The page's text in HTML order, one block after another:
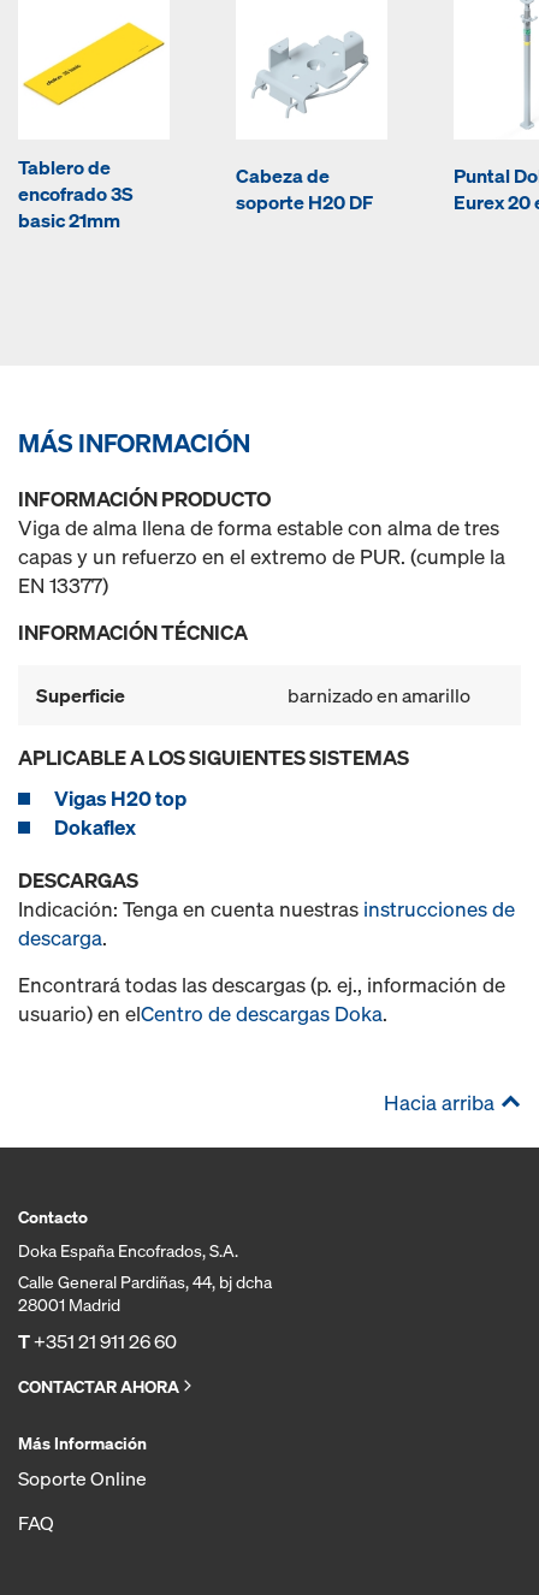
Tablero de
encofrado 3S
basic 21mm
Cabeza de
soporte H20 DF
Puntal
Eurex 20
MÁS INFORMACIÓN
INFORMACIÓN PRODUCTO
Viga de alma llena de forma estable con alma de tres
capas y un refuerzo en el extremo de PUR. (cumple la
EN 13377)
INFORMACIÓN TÉCNICA
Superficie barnizado en amarillo
APLICABLE A LOS SIGUIENTES SISTEMAS
Vigas H20 top
Dokaflex
DESCARGAS
Indicación: Tenga en cuenta nuestras instrucciones de
descarga.
Encontrará todas las descargas (p. ej., información de
usuario) en elCentro de descargas Doka.
Hacia arriba
Contacto
Doka España Encofrados, S.A.
Calle General Pardiñas, 44, bj dcha
28001 Madrid
T+351 21 911 26 60
CONTACTAR AHORA
Más Información
Soporte Online
FAQ